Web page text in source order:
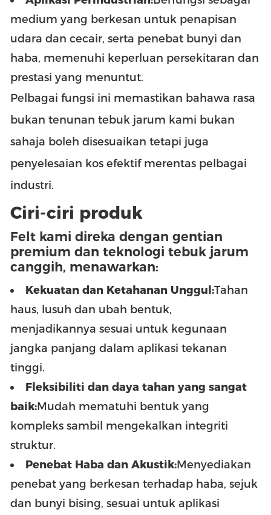
medium yang berkesan untuk penapisan
udara dan cecair, serta penebat bunyi dan
haba, memenuhi keperluan persekitaran dan
prestasi yang menuntut.
Pelbagai fungsi ini memastikan bahawa rasa
bukan tenunan tebuk jarum kami bukan
sahaja boleh disesuaikan tetapi juga
penyelesaian kos efektif merentas pelbagai
industri.
Ciri-ciri produk
Felt kami direka dengan gentian
premium dan teknologi tebuk jarum
canggih, menawarkan:
Kekuatan dan Ketahanan Unggul:Tahan
haus, lusuh dan ubah bentuk,
menjadikannya sesuai untuk kegunaan
jangka panjang dalam aplikasi tekanan
tinggi.
Fleksibiliti dan daya tahan yang sangat
baik:Mudah mematuhi bentuk yang
kompleks sambil mengekalkan integriti
struktur.
Penebat Haba dan Akustik:Menyediakan
penebat yang berkesan terhadap haba, sejuk
dan bunyi bising, sesuai untuk aplikasi